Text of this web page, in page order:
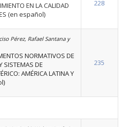
EN LA CALIDAD
(en español)
228
Pérez, Rafael Santana y
NORMATIVOS DE
SISTEMAS DE
AMÉRICA LATINA Y
235